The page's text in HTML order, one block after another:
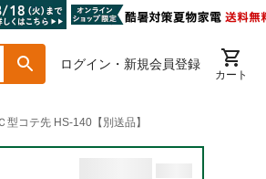
ログイン・新規会員登録
カート
コテ先 HS-140【別送品】